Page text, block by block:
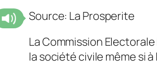
Source: La Prosperite
La Commission
la société civile même si à